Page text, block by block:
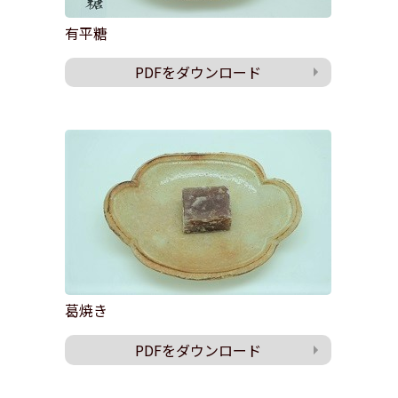
有平糖
PDFをダウンロード
葛焼き
PDFをダウンロード